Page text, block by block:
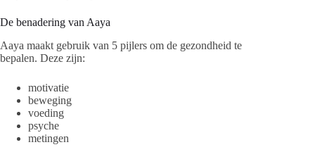
De benadering van Aaya
Aaya maakt gebruik van 5 pijlers om de gezondheid te
bepalen. Deze zijn:
motivatie
beweging
voeding
psyche
metingen